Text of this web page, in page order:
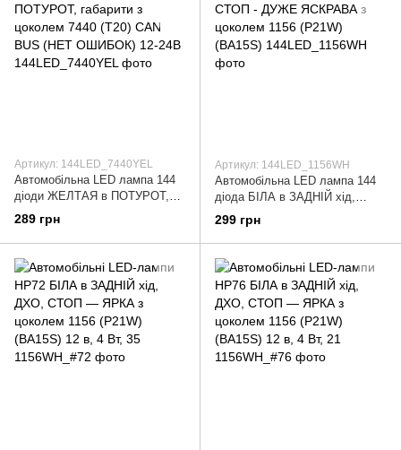
Артикул: 144LED_7440YEL
Автомобільна LED лампа 144
діоди ЖЕЛТАЯ в ПОТУРОТ,
габарити з цоколем 7440 (T20)
CAN BUS (НЕТ ОШИБОК) 12-
24В
289 грн
Артикул: 144LED_1156WH
Автомобільна LED лампа 144
діода БІЛА в ЗАДНІЙ хід,
СТОП - ДУЖЕ ЯСКРАВА з
цоколем 1156 (P21W) (BA15S)
299 грн